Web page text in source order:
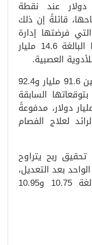
700 مليون دولار عند نقطة
قائلةً إن ذلك
فرضتها إدارة
ترامب، وتخفيض قيمة صفقتها البالغة 14.6 مليار
العصبية.
وتتوقع الشركة مبيعات تتراوح بين 91.6 مليار و92.4
2025، مقارنةً بتوقعاتها السابقة
90.9 مليار دولار و91.7 مليار دولار، مدفوعةً
لعلاج الفصام
ربح يتراوح
للسهم الواحد بعد التعديل،
مقارنةً بتوقعاتها السابقة البالغة 10.75 و10.95